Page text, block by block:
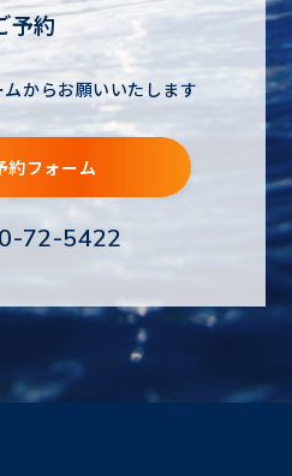
予約
からお願いいたします
約フォーム
72-5422